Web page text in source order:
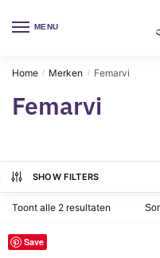
MENU
Home / Merken / Femarvi
Femarvi
SHOW FILTERS
Toont alle 2 resultaten Gesorteerd
Save